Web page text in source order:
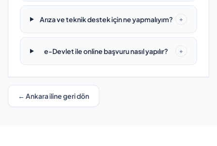
Arıza ve teknik destek için ne yapmalıyım? +
e-Devlet ile online başvuru nasıl yapılır? +
← Ankara iline geri dön